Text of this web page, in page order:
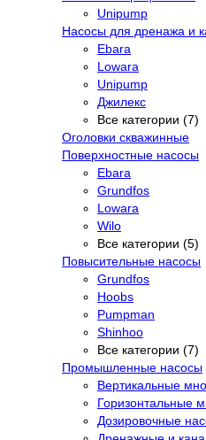
Unipump
Насосы для дренажа и
Ebara
Lowara
Unipump
Джилекс
Все категории (7)
Оголовки скважинные
Поверхностные насосы
Ebara
Grundfos
Lowara
Wilo
Все категории (5)
Повысительные насосы
Grundfos
Hoobs
Pumpman
Shinhoo
Все категории (7)
Промышленные насосы
Вертикальные
Горизонтальные
Дозировочные